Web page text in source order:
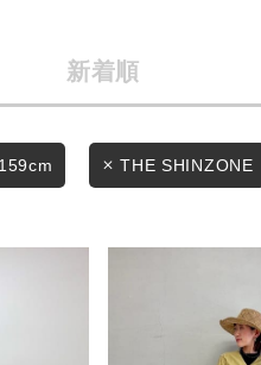
条件絞り込み
カテゴリから
スタイリング
ブランドから
お知らせ
在
新着順
THE SHINZONE